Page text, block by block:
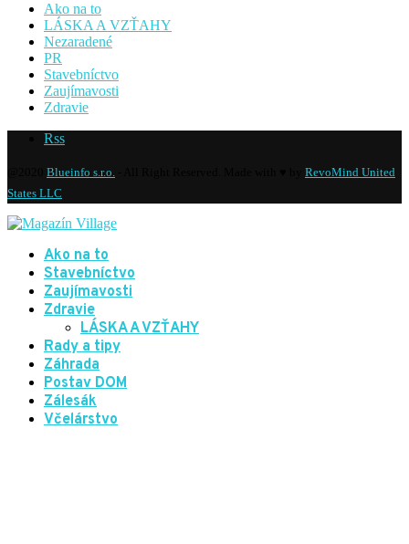
Ako na to
LÁSKA A VZŤAHY
Nezaradené
PR
Stavebníctvo
Zaujímavosti
Zdravie
Rss
Blueinfo s.r.o.
RevoMind United
States LLC
Ako na to
Stavebníctvo
Zaujímavosti
Zdravie
LÁSKA A VZŤAHY
Rady a tipy
Záhrada
Postav DOM
Zálesák
Včelárstvo